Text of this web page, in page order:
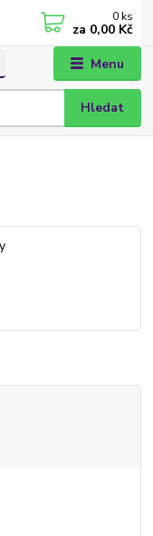
Menu
Hledat
0 ks
za 0,00 Kč